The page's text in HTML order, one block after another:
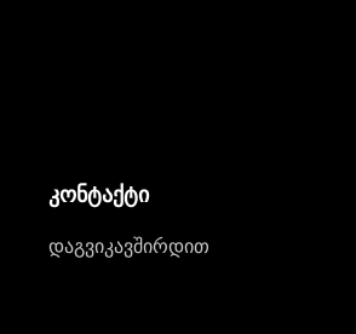
კონტაქტი
დაგვიკავშირდით